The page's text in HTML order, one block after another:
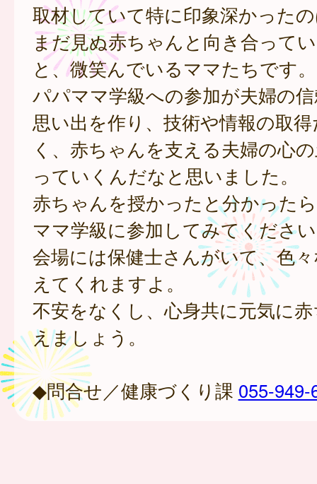
取材していて特に印象深かった
まだ見ぬ赤ちゃんと向き合って
と、微笑んでいるママたちです。
パパママ学級への参加が夫婦の
思い出を作り、技術や情報の取
く、赤ちゃんを支える夫婦の心
っていくんだなと思いました。
赤ちゃんを授かったと分かった
ママ学級に参加してみてくださ
会場には保健士さんがいて、色
えてくれますよ。
不安をなくし、心身共に元気に
えましょう。
◆問合せ／健康づくり課 055-949-